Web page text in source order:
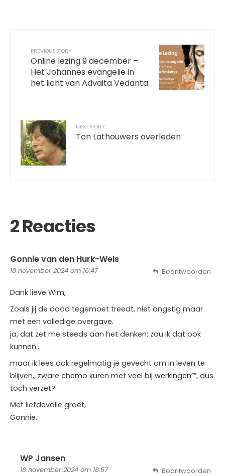
PREVIOUS STORY
Online lezing 9 december –
Het Johannes evangelie in
het licht van Advaita Vedanta
NEXT STORY
Ton Lathouwers overleden
2 Reacties
Gonnie van den Hurk-Wels
18 november 2024 om 16:47
Dank lieve Wim,
Zoals jij de dood tegemoet treedt, niet angstig maar
met een volledige overgave.
ja, dat zet me steeds aan het denken: zou ik dat ook
kunnen..
maar ik lees ook regelmatig je gevecht om in leven te
blijven,, zware chemo kuren met veel bij werkingen””, dus
toch verzet?
Met liefdevolle groet,
Gonnie.
Beantwoorden
WP Jansen
18 november 2024 om 18:57 Beantwoorden